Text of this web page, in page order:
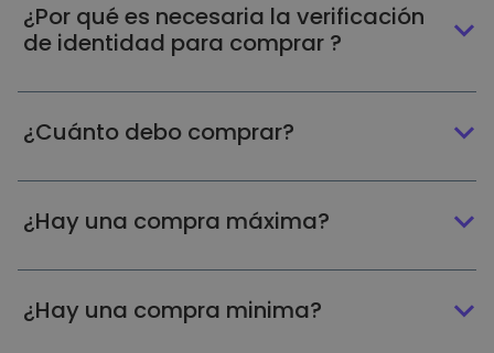
¿Por qué es necesaria la verificación
de identidad para comprar ?
¿Cuánto debo comprar?
¿Hay una compra máxima?
¿Hay una compra minima?